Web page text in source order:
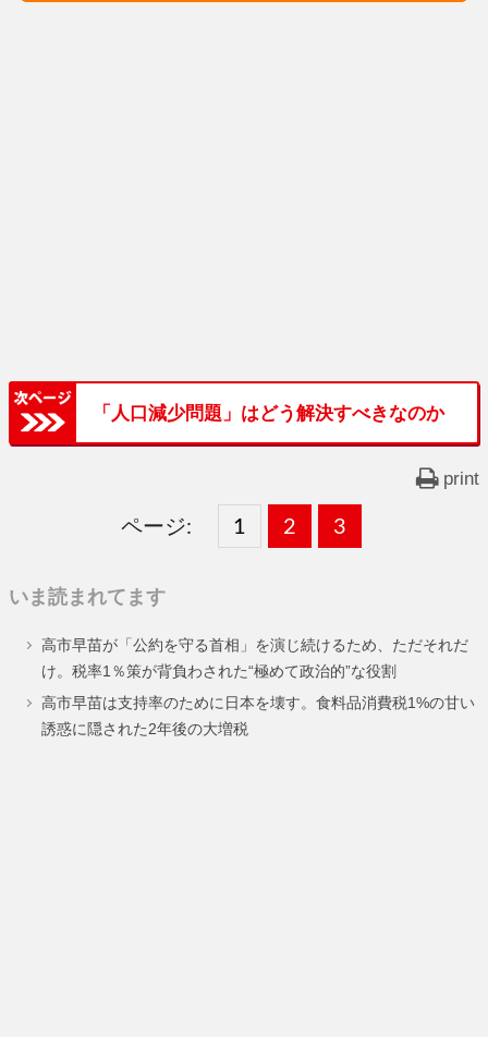
「人口減少問題」はどう解決すべきなのか
print
ページ:
固
ー
ジ
1 ,
固
ー
ジ
2 ,
固
ー
ジ
3
いま読まれてます
高市早苗が「公約を守る首相」を演じ続けるため、ただそれだ
け。税率1％策が背負わされた“極めて政治的”な役割
高市早苗は支持率のために日本を壊す。食料品消費税1%の甘い
誘惑に隠された2年後の大増税